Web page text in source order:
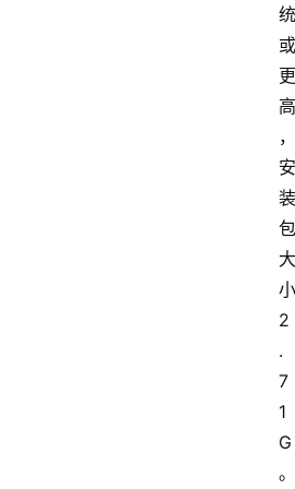
统
或
更
高
，
安
装
包
大
小
2
.
7
1
G
。